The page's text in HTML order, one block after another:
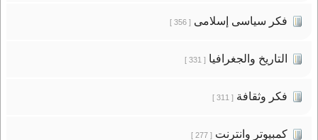
فكر سياسى إسلامى[ 356 ]
التاريخ والجغرافيا[ 331 ]
فكر وثقافة[ 311 ]
كمبيوتر وانترنت[ 277 ]